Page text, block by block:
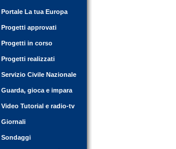
Portale La tua Europa
Progetti approvati
Progetti in corso
Progetti realizzati
Servizio Civile Nazionale
Guarda, gioca e impara
Video Tutorial e radio-tv
Giornali
Sondaggi